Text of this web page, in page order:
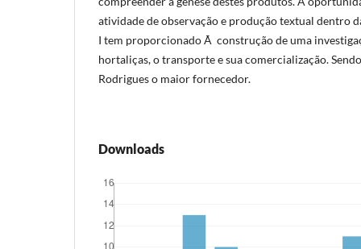
atividade de observação e produção textual dentro
I tem proporcionado Ã construção de uma
hortaliças, o transporte e sua comercialização.
Rodrigues o maior fornecedor.
Downloads